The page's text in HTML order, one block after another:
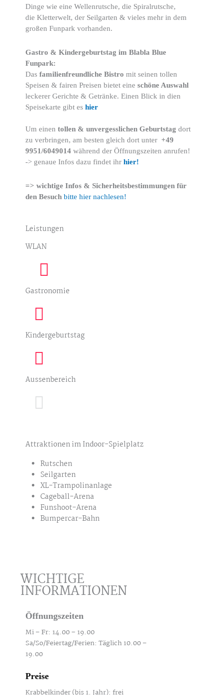
Dinge wie eine Wellenrutsche, die Spiralrutsche,
die Kletterwelt, der Seilgarten & vieles mehr in dem
großen Funpark vorhanden.
Gastro & Kindergeburtstag im Blabla Blue
Funpark:
Dasfamilienfreundliche Bistro mit seinen tollen
Speisen & fairen Preisen bietet eineschöne Auswahl
leckerer Gerichte & Getränke. Einen Blick in dien
Speisekarte gibt eshier
Um einentollen & unvergesslichen Geburtstagdort
zu verbringen, am besten gleich dort unter +49
9951/6049014während der Öffnungszeiten anrufen!
-> genaue Infos dazu findet ihrhier!
=> wichtige Infos & Sicherheitsbestimmungen für
den Besuchbitte hier nachlesen!
Leistungen
WLAN
Gastronomie
Kindergeburtstag
Aussenbereich
Attraktionen im Indoor-Spielplatz
Rutschen
Seilgarten
XL-Trampolinanlage
Cageball-Arena
Funshoot-Arena
Bumpercar-Bahn
WICHTIGE
INFORMATIONEN
Öffnungszeiten
Mi – Fr: 14.00 – 19.00
Sa/So/Feiertag/Ferien: Täglich 10.00 –
19.00
Preise
Krabbelkinder (bis 1. Jahr): frei